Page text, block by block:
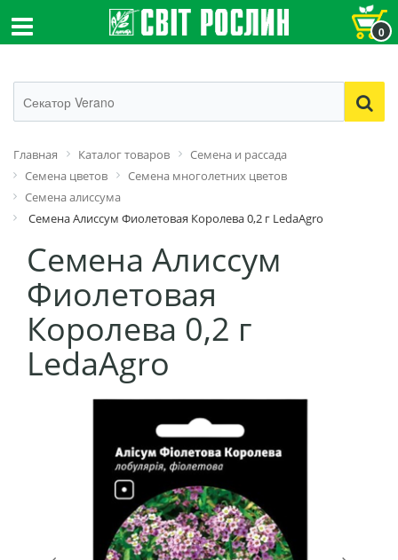
0
Главная Каталог товаров
Семена и рассада
Семена цветов
Семена многолетних цветов
Семена алиссума
Семена Алиссум Фиолетовая Королева 0,2 г LedaAgro
Семена Алиссум
Фиолетовая
Королева 0,2 г
LedaAgro